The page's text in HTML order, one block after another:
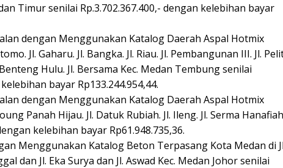
Timur senilai Rp.3.702.367.400,- dengan kelebihan bayar
dengan Menggunakan Katalog Daerah Aspal Hotmix
Jl. Gaharu. Jl. Bangka. Jl. Riau. Jl. Pembangunan III. Jl.
Hulu. Jl. Bersama Kec. Medan Tembung senilai
bayar Rp133.244.954,44.
dengan Menggunakan Katalog Daerah Aspal Hotmix
Panah Hijau. Jl. Datuk Rubiah. Jl. Ileng. Jl. Serma Hanafiah
kelebihan bayar Rp61.948.735,36.
Menggunakan Katalog Beton Terpasang Kota Medan di
dan Jl. Eka Surya dan Jl. Aswad Kec. Medan Johor senilai